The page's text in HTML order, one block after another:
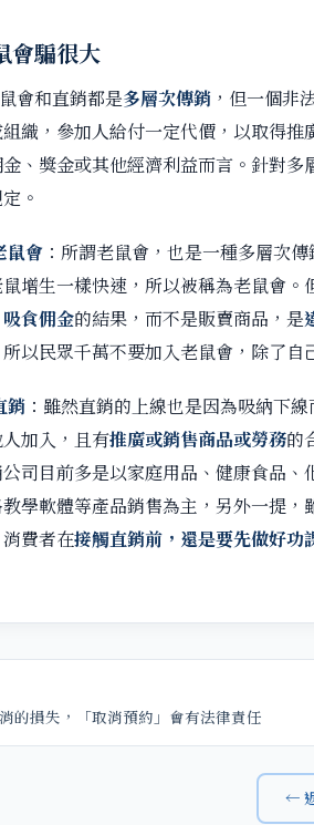
會騙很大
會和直銷都是多層次傳銷 ，但一個非
織，參加人給付一定代價，以取得
、獎金或其他經濟利益而言。針對
。
鼠會 ：所謂老鼠會，也是一種多層次
增生一樣快速，所以被稱為老鼠會。
吸食佣金的結果，而不是販賣商品，是
所以民眾千萬不要加入老鼠會，除了
銷 ：雖然直銷的上線也是因為吸納下
加入，且有推廣或銷售商品或勞務的
司目前多是以家庭用品、健康食品
學軟體等產品銷售為主，另外一提，
消費者在接觸直銷前，還是要先做好功
的損失，「取消預約」會有法律責任
←